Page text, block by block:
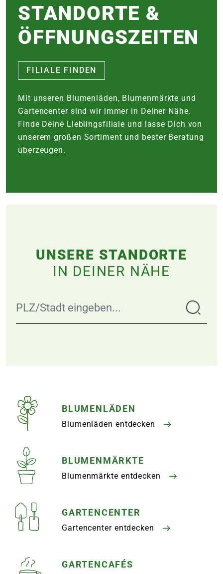
STANDORTE &
ÖFFNUNGSZEITEN
FILIALE FINDEN
Mit unseren Blumenläden, Blumenmärkte und
Gartencenter sind wir immer in Deiner Nähe.
Finde Deine Lieblingsfiliale und lasse Dich von
unserem großen Sortiment und bester Beratung
überzeugen.
UNSERE STANDORTE
IN DEINER NÄHE
BLUMENLÄDEN
Blumenläden entdecken
BLUMENMÄRKTE
Blumenmärkte entdecken
GARTENCENTER
Gartencenter entdecken
GARTENCAFÉS